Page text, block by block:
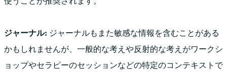
ジャーナル: ジャーナルもまた敏感な情報を含むことがある
かもしれませんが、一般的な考えや反射的な考えがワークシ
ョップやセラピーのセッションなどの特定のコンテキストで